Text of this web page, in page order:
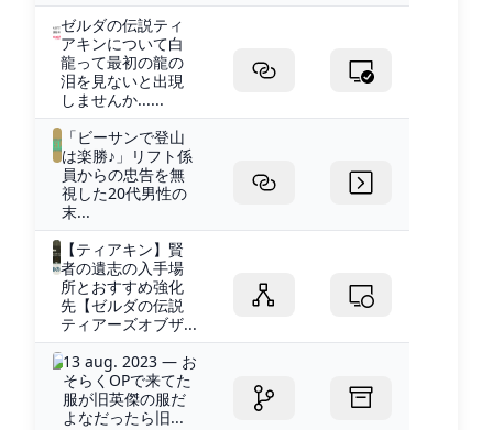
ゼルダの伝説ティ
アキンについて白
龍って最初の龍の
泪を見ないと出現
しませんか......
「ビーサンで登山
は楽勝♪」リフト係
員からの忠告を無
視した20代男性の
末...
【ティアキン】賢
者の遺志の入手場
所とおすすめ強化
先【ゼルダの伝説
ティアーズオブザ...
13 aug. 2023 — お
そらくOPで来てた
服が旧英傑の服だ
よなだったら旧...